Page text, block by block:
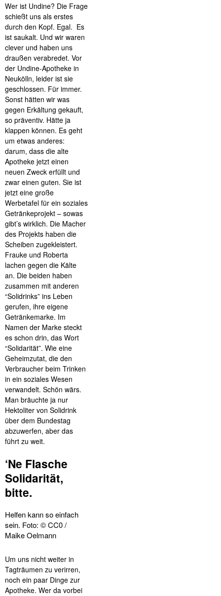
Wer ist Undine? Die Frage
schießt uns als erstes
durch den Kopf. Egal. Es
ist saukalt. Und wir waren
clever und haben uns
draußen verabredet. Vor
der Undine-Apotheke in
Neukölln, leider ist sie
geschlossen. Für immer.
Sonst hätten wir was
gegen Erkältung gekauft,
so präventiv. Hätte ja
klappen können. Es geht
um etwas anderes:
darum, dass die alte
Apotheke jetzt einen
neuen Zweck erfüllt und
zwar einen guten. Sie ist
jetzt eine große
Werbetafel für ein soziales
Getränkeprojekt – sowas
gibt’s wirklich. Die Macher
des Projekts haben die
Scheiben zugekleistert.
Frauke und Roberta
lachen gegen die Kälte
an. Die beiden haben
zusammen mit anderen
“Solidrinks” ins Leben
gerufen, ihre eigene
Getränkemarke. Im
Namen der Marke steckt
es schon drin, das Wort
“Solidarität”. Wie eine
Geheimzutat, die den
Verbraucher beim Trinken
in ein soziales Wesen
verwandelt. Schön wärs.
Man bräuchte ja nur
Hektoliter von Solidrink
über dem Bundestag
abzuwerfen, aber das
führt zu weit.
‘Ne Flasche
Solidarität,
bitte.
Helfen kann so einfach
sein. Foto: © CC0 /
Maike Oelmann
Um uns nicht weiter in
Tagträumen zu verirren,
noch ein paar Dinge zur
Apotheke. Wer da vorbei